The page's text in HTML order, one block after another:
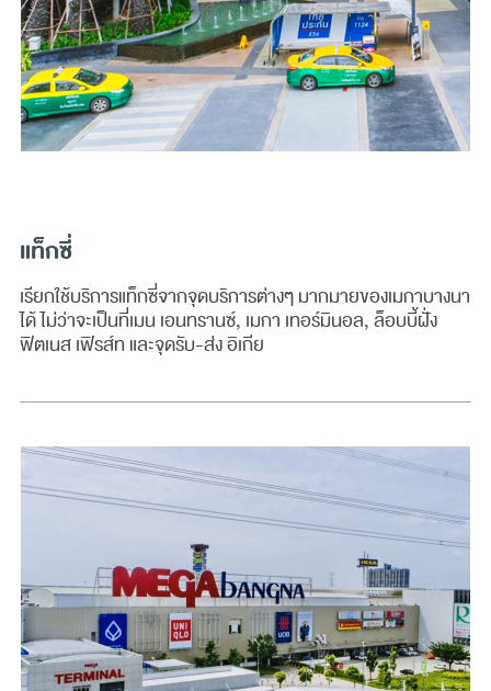
แท็กซี่
เรียกใช้บริการแท็กซี่จากจุดบริการต่างๆ มากมายของเมกาบางนา
ได้ ไม่ว่าจะเป็นที่เมน เอนทรานซ์, เมกา เทอร์มินอล, ล็อบบี้ฝั่ง
ฟิตเนส เฟิรส์ท และจุดรับ-ส่ง อิเกีย